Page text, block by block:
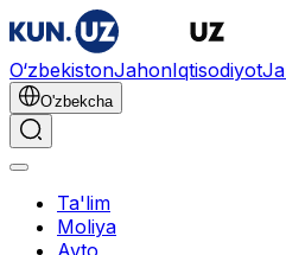
O‘zbekistonJahonIqtisodiyot
O'zbekcha
Ta'lim
Moliya
Avto